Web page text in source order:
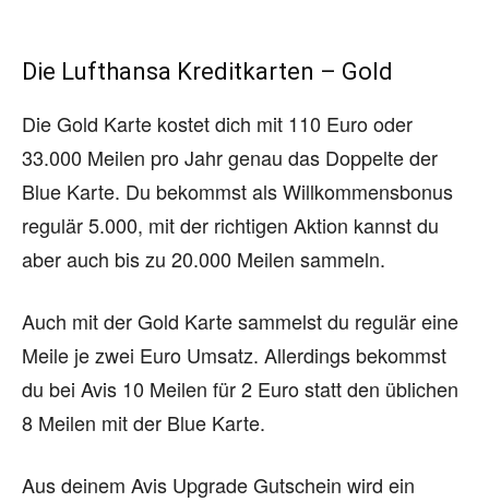
Die Lufthansa Kreditkarten – Gold
Die Gold Karte kostet dich mit 110 Euro oder
33.000 Meilen pro Jahr genau das Doppelte der
Blue Karte. Du bekommst als Willkommensbonus
regulär 5.000, mit der richtigen Aktion kannst du
aber auch bis zu 20.000 Meilen sammeln.
Auch mit der Gold Karte sammelst du regulär eine
Meile je zwei Euro Umsatz. Allerdings bekommst
du bei Avis 10 Meilen für 2 Euro statt den üblichen
8 Meilen mit der Blue Karte.
Aus deinem Avis Upgrade Gutschein wird ein